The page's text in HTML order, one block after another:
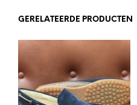
GERELATEERDE PRODUCTEN